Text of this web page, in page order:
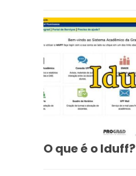
O que é o Iduff?